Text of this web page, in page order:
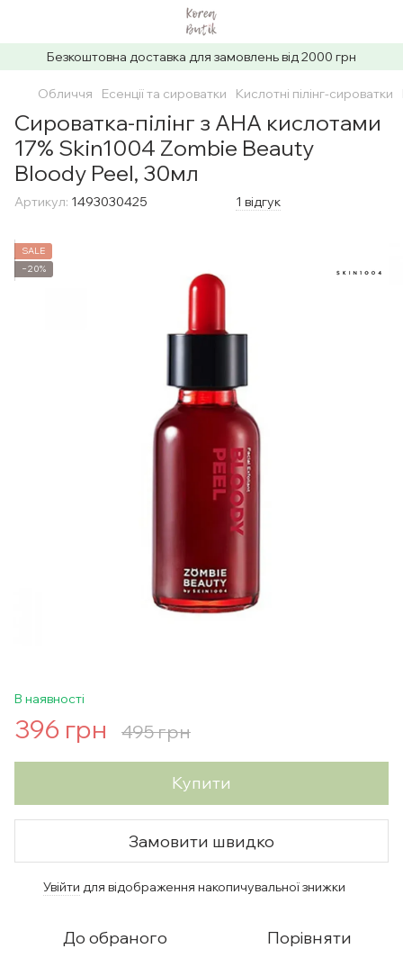
Безкоштовна доставка для замовлень від 2000 грн
Обличчя Есенції та сироватки Кислотні пілінг-сироватки
Сироватка-пілінг з AHA кислотами
17% Skin1004 Zombie Beauty
Bloody Peel, 30мл
Артикул: 1493030425 1 відгук
SALE
−20%
В наявності
396 грн 495 грн
Купити
Замовити швидко
Увійти для відображення накопичувальної знижки
До обраного Порівняти